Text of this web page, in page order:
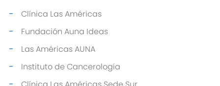
Clínica Las Américas
Fundación Auna Ideas
Las Américas AUNA
Instituto de Cancerología